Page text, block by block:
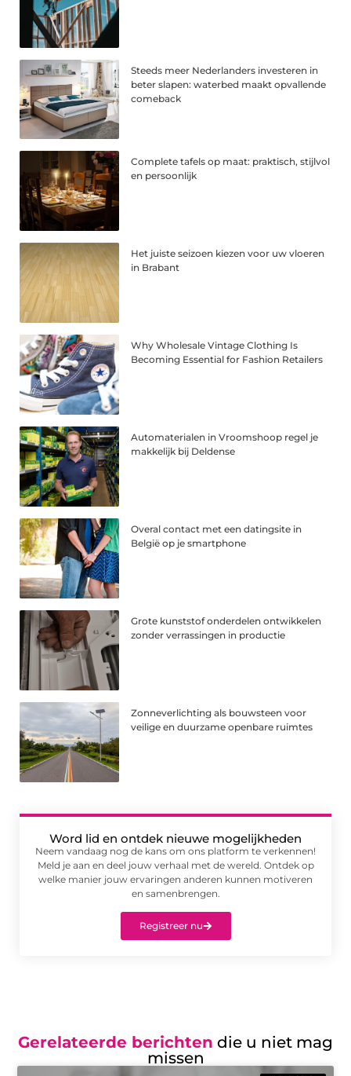
Steeds meer Nederlanders investeren in
beter slapen: waterbed maakt opvallende
comeback
Complete tafels op maat: praktisch, stijlvol
en persoonlijk
Het juiste seizoen kiezen voor uw vloeren
in Brabant
Why Wholesale Vintage Clothing Is
Becoming Essential for Fashion Retailers
Automaterialen in Vroomshoop regel je
makkelijk bij Deldense
Overal contact met een datingsite in
België op je smartphone
Grote kunststof onderdelen ontwikkelen
zonder verrassingen in productie
Zonneverlichting als bouwsteen voor
veilige en duurzame openbare ruimtes
Word lid en ontdek nieuwe mogelijkheden
Neem vandaag nog de kans om ons platform te verkennen!
Meld je aan en deel jouw verhaal met de wereld. Ontdek op
welke manier jouw ervaringen anderen kunnen motiveren
en samenbrengen.
Registreer nu
Gerelateerde berichten die u niet mag
missen